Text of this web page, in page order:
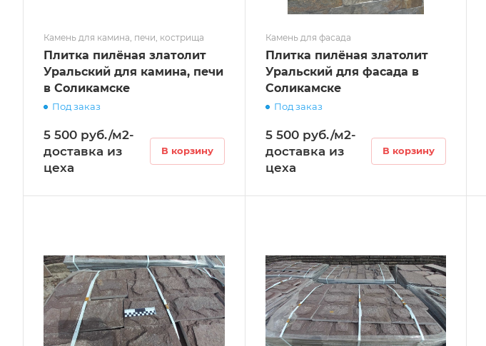
Камень для камина, печи, кострища
Плитка пилёная златолит
Уральский для камина, печи
в Соликамске
Под заказ
5 500 руб./м2-
доставка из
цеха
В корзину
Камень для фасада
Плитка пилёная златолит
Уральский для фасада в
Соликамске
Под заказ
5 500 руб./м2-
доставка из
цеха
В корзину